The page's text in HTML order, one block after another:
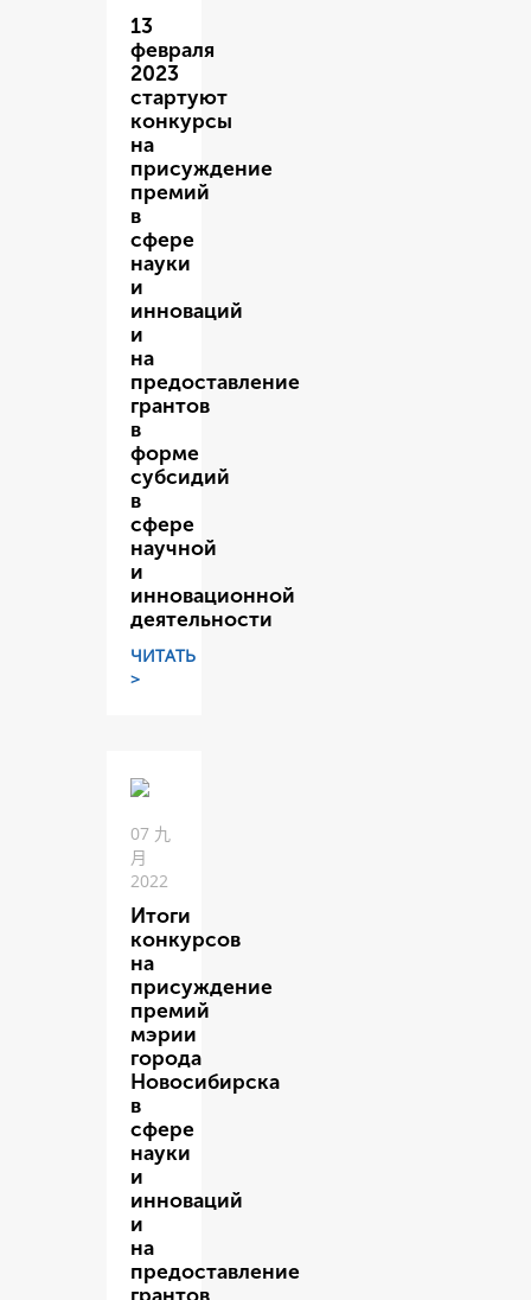
13
февраля
2023
стартуют
конкурсы
на
присуждение
премий
в
сфере
науки
и
инноваций
и
на
предоставление
грантов
в
форме
субсидий
в
сфере
научной
и
инновационной
деятельности
ЧИТАТЬ
>
07 九
月
2022
Итоги
конкурсов
на
присуждение
премий
мэрии
города
Новосибирска
в
сфере
науки
и
инноваций
и
на
предоставление